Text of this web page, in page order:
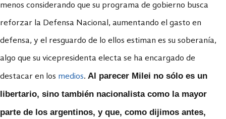
menos considerando que su programa de gobierno busca
reforzar la Defensa Nacional, aumentando el gasto en
defensa, y el resguardo de lo ellos estiman es su soberanía,
algo que su vicepresidenta electa se ha encargado de
destacar en los medios. Al parecer Milei no sólo es un
libertario, sino también nacionalista como la mayor
parte de los argentinos, y que, como dijimos antes,